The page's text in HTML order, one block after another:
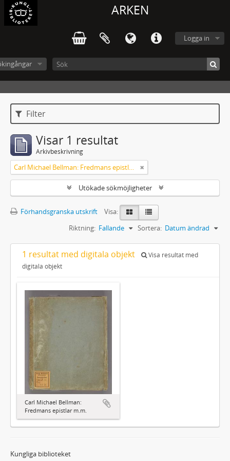
ARKEN
Logga in
Filter
Visar 1 resultat
Arkivbeskrivning
Carl Michael Bellman: Fredmans epistlar m.m.
Utökade sökmöjligheter
Förhandsgranska utskrift
Visa:
Sortera: Datum ändrad
Riktning: Fallande
1 resultat med digitala objekt
Visa resultat med
digitala objekt
Carl Michael Bellman:
Fredmans epistlar m.m.
Kungliga biblioteket